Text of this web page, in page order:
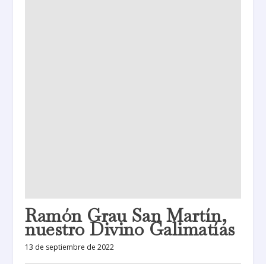
Ramón Grau San Martín,
nuestro Divino Galimatías
13 de septiembre de 2022